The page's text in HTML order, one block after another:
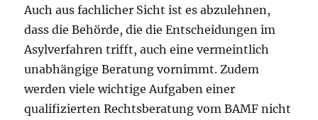
Auch aus fachlicher Sicht ist es abzulehnen,
dass die Behörde, die die Entscheidungen im
Asylverfahren trifft, auch eine vermeintlich
unabhängige Beratung vornimmt. Zudem
werden viele wichtige Aufgaben einer
qualifizierten Rechtsberatung vom BAMF nicht